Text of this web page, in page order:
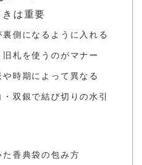
は重要
側になるように入れる
札を使うのがマナー
時期によって異なる
双銀で結び切りの水引
香典袋の包み方